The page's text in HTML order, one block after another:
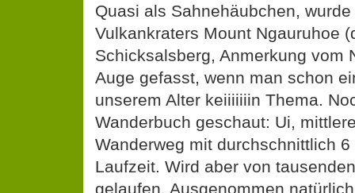
Quasi als Sahnehäubchen,
Vulkankraters Mount Ngauruhoe
Schicksalsberg, Anmerkung vom
Auge gefasst, wenn man schon
unserem Alter keiiiiiiin Thema.
Wanderbuch geschaut: Ui,
Wanderweg mit durchschnittlich
Laufzeit. Wird aber von
gelaufen. Ausgenommen